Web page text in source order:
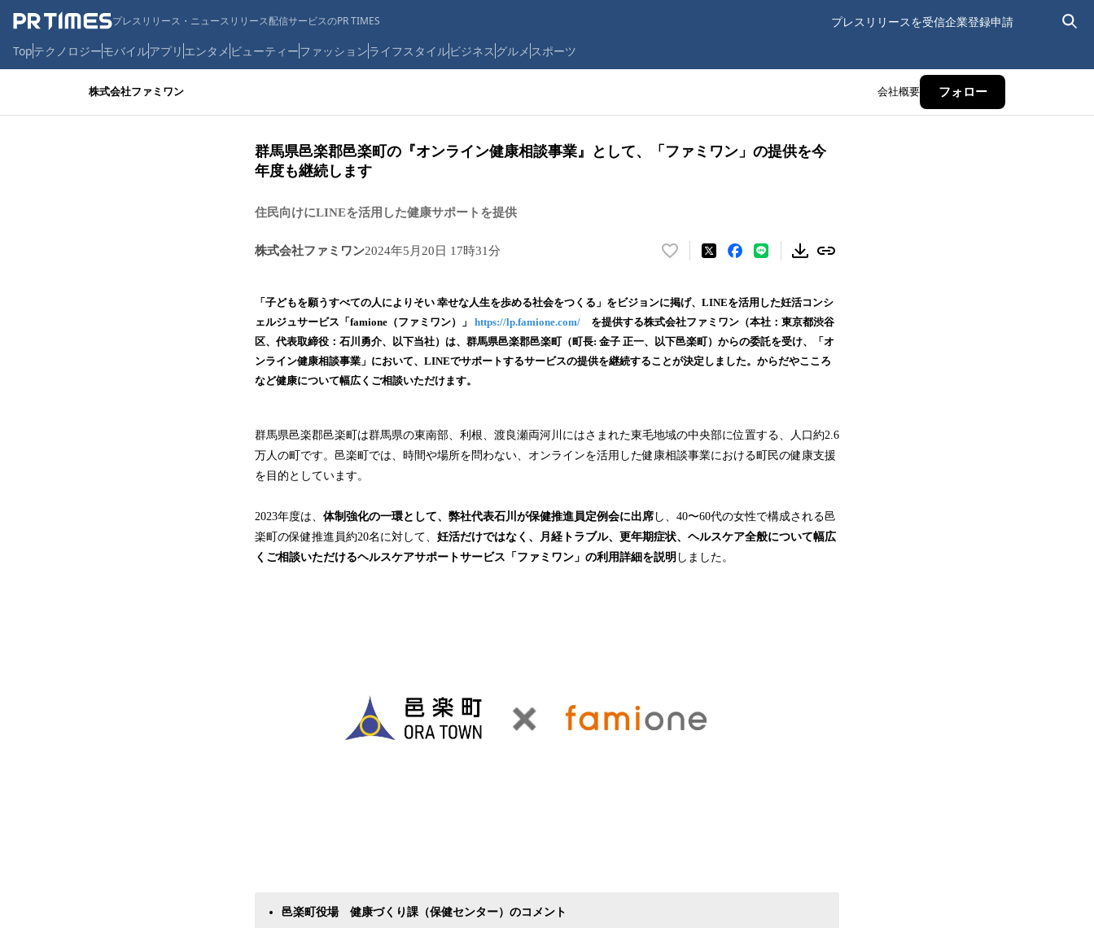
プレスリリース・ニュースリリース配信サービスのPR TIMES プレスリリースを受信企業登録申請
Topテクノロジーモバイルアプリ エンタメ ビューティーファッションライフスタイルビジネス グルメ スポーツ
株式会社ファミワン 会社概要 フォロー
群馬県邑楽郡邑楽町の『オンライン健康相談事業』として、「ファミワン」の提供を今
年度も継続します
住民向けにLINEを活用した健康サポートを提供
株式会社ファミワン2024年5月20日 17時31分
い
！
数
を
読
中
で
す
「子どもを願うすべての人によりそい 幸せな人生を歩める社会をつくる」をビジョンに掲げ、LINEを活用した妊活コンシ
ェルジュサービス「famione（ファミワン）」 https://lp.famione.com/ を提供する株式会社ファミワン（本社：東京都渋谷
区、代表取締役：石川勇介、以下当社）は、群馬県邑楽郡邑楽町（町長: 金子 正一、以下邑楽町）からの委託を受け、「オ
ンライン健康相談事業」において、LINEでサポートするサービスの提供を継続することが決定しました。からだやこころ
など健康について幅広くご相談いただけます。
群馬県邑楽郡邑楽町は群馬県の東南部、利根、渡良瀬両河川にはさまれた東毛地域の中央部に位置する、人口約2.6
万人の町です。邑楽町では、時間や場所を問わない、オンラインを活用した健康相談事業における町民の健康支援
を目的としています。
2023年度は、 体制強化の一環として、弊社代表石川が保健推進員定例会に出席 し、40〜60代の女性で構成される邑
楽町の保健推進員約20名に対して、 妊活だけではなく、月経トラブル、更年期症状、ヘルスケア全般について幅広
くご相談いただけるヘルスケアサポートサービス「ファミワン」の利用詳細を説明 しました。
邑楽町役場 健康づくり課（保健センター）のコメント